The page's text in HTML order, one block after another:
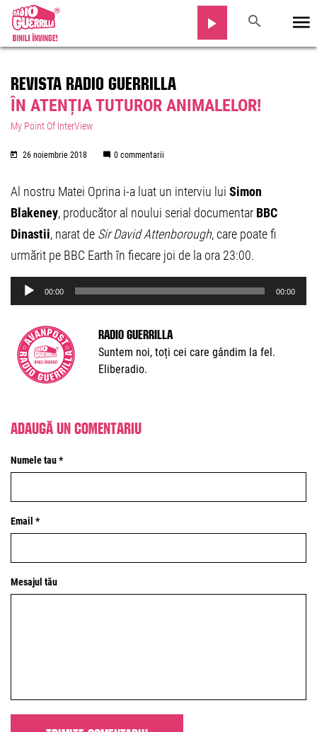
REVISTA RADIO GUERRILLA
ÎN ATENȚIA TUTUROR ANIMALELOR!
My Point Of InterView
26 noiembrie 2018 0 commentarii
Al nostru Matei Oprina i-a luat un interviu lui Simon
Blakeney, producător al noului serial documentar BBC
Dinastii, narat de Sir David Attenborough, care poate fi
urmărit pe BBC Earth în fiecare joi de la ora 23:00.
Audio
Player
00:00 00:00
Radio Guerrilla
Suntem noi, toți cei care gândim la fel.
Eliberadio.
Adaugă un comentariu
Numele tau *
Email *
Mesajul tău